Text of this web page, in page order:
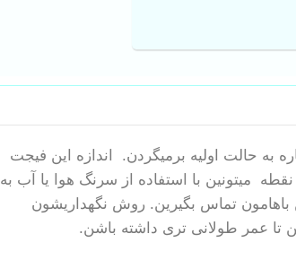
حالت اولیه برمیگردن. اندازه این فیجت
میتونین با استفاده از سرنگ هوا یا آب به
باهامون تماس بگیرین. روش نگهداریشون
تا عمر طولانی تری داشته باشن.